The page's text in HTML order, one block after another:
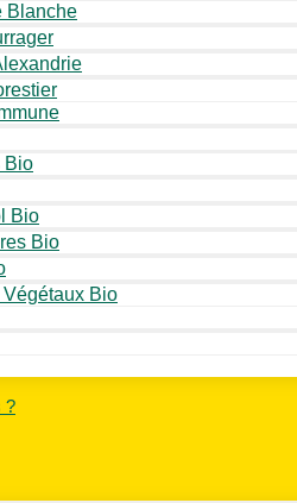
Blanche
Bio
Bio
Bio
Bio
?